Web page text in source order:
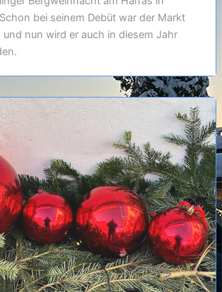
bei seinem Debüt war der Markt
und nun wird er auch in diesem Jahr